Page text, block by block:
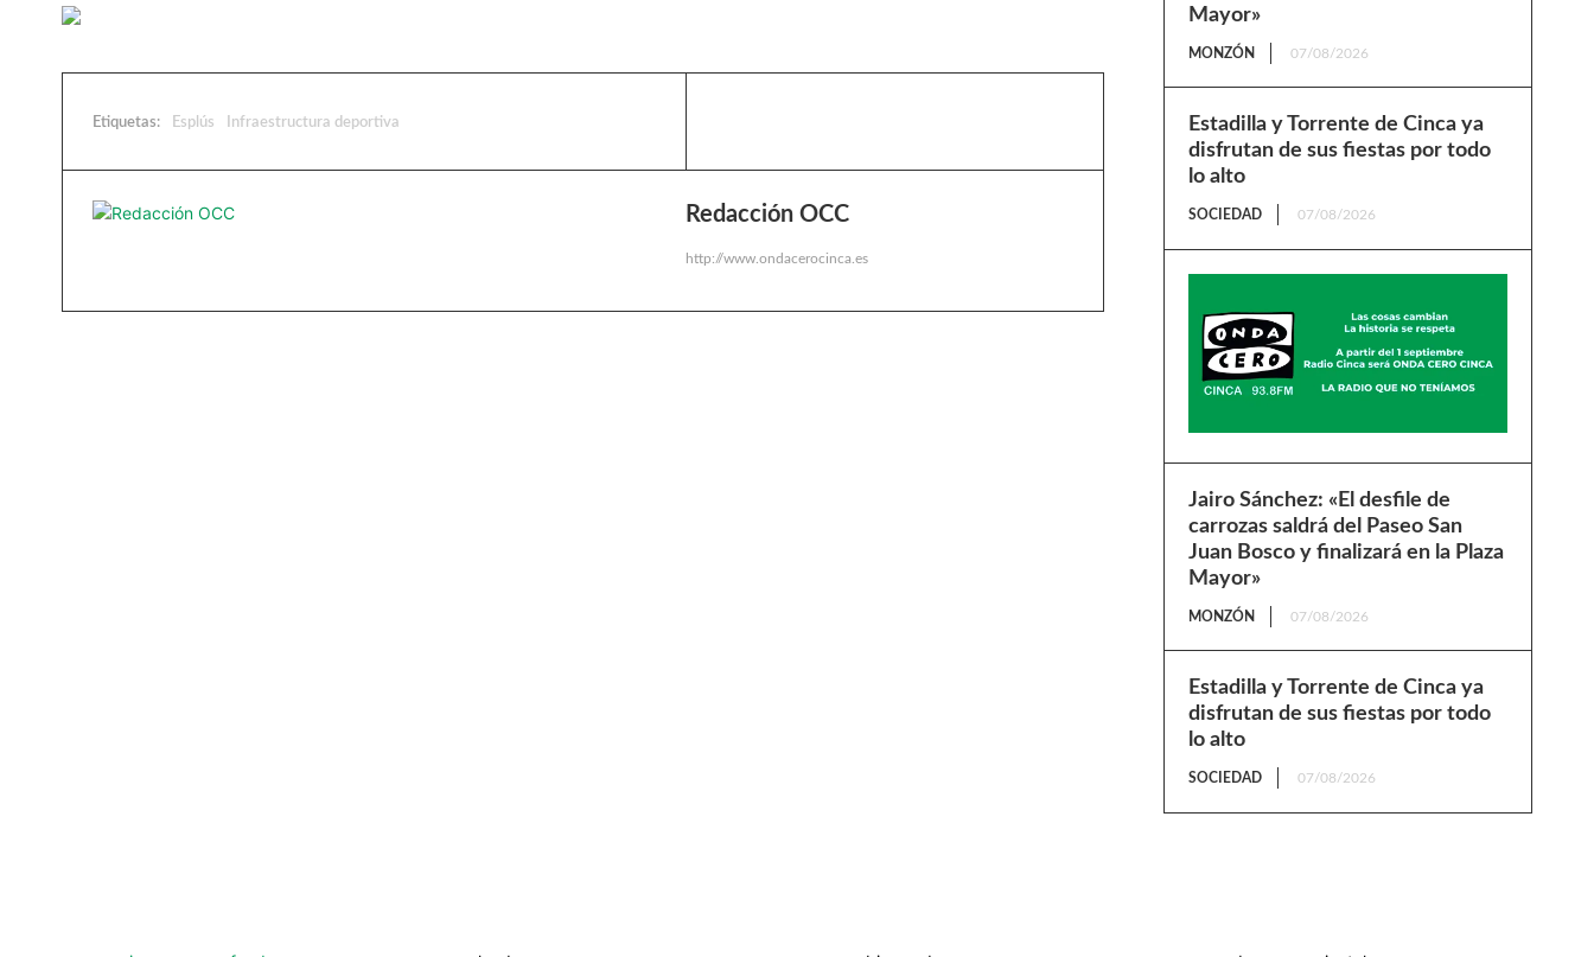
Etiquetas: Esplús Infraestructura deportiva
Redacción OCC
http://www.ondacerocinca.es
Mayor»
MONZÓN 07/08/2026
Estadilla y Torrente de Cinca ya
disfrutan de sus fiestas por todo
lo alto
SOCIEDAD 07/08/2026
Jairo Sánchez: «El desfile de
carrozas saldrá del Paseo San
Juan Bosco y finalizará en la Plaza
Mayor»
MONZÓN 07/08/2026
Estadilla y Torrente de Cinca ya
disfrutan de sus fiestas por todo
lo alto
SOCIEDAD 07/08/2026